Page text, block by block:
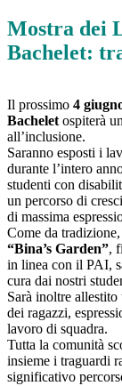
Mostra dei
Bachelet:
Il prossimo 4
Bachelet ospiterà
all’inclusione.
Saranno esposti i
durante l’intero
studenti con
un percorso di
di massima
Come da
“Bina’s Garden”,
in linea con il PAI,
cura dai nostri
Sarà inoltre
dei ragazzi,
lavoro di squadra.
Tutta la comunità
insieme i traguardi
significativo